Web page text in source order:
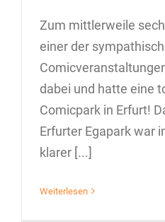
Zum mittlerweile
einer der
dabei und hatte eine
Comicpark in Erfurt!
Erfurter Egapark war
klarer [...]
Weiterlesen